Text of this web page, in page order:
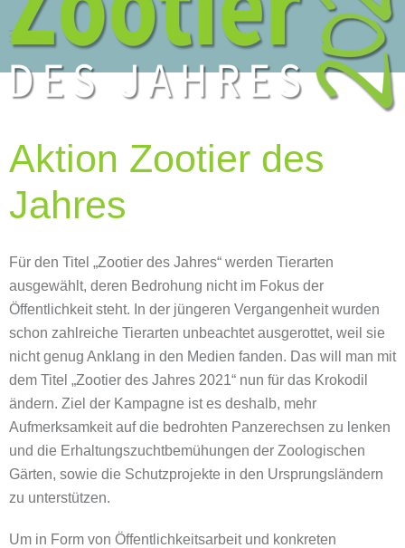
Zum Hauptinhalt springen
Aktion Zootier des
Jahres
Für den Titel „Zootier des Jahres“ werden Tierarten
ausgewählt, deren Bedrohung nicht im Fokus der
Öffentlichkeit steht. In der jüngeren Vergangenheit wurden
schon zahlreiche Tierarten unbeachtet ausgerottet, weil sie
nicht genug Anklang in den Medien fanden. Das will man mit
dem Titel „Zootier des Jahres 2021“ nun für das Krokodil
ändern. Ziel der Kampagne ist es deshalb, mehr
Aufmerksamkeit auf die bedrohten Panzerechsen zu lenken
und die Erhaltungszuchtbemühungen der Zoologischen
Gärten, sowie die Schutzprojekte in den Ursprungsländern
zu unterstützen.
Um in Form von Öffentlichkeitsarbeit und konkreten